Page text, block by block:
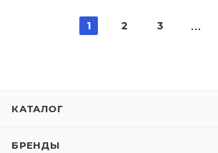
1 2 3
КАТАЛОГ
БРЕНДЫ